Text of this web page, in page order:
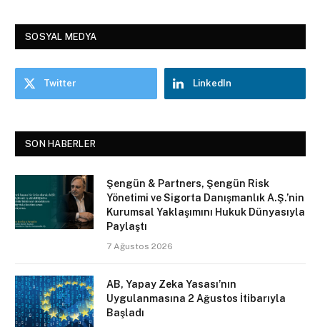
SOSYAL MEDYA
Twitter LinkedIn
SON HABERLER
Şengün & Partners, Şengün Risk
Yönetimi ve Sigorta Danışmanlık A.Ş.’nin
Kurumsal Yaklaşımını Hukuk Dünyasıyla
Paylaştı
7 Ağustos 2026
AB, Yapay Zeka Yasası’nın
Uygulanmasına 2 Ağustos İtibarıyla
Başladı